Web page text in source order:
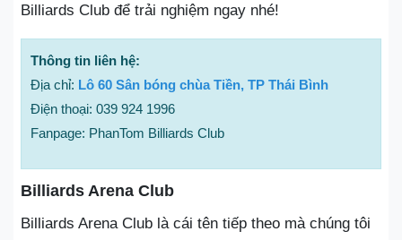
Billiards Club để trải nghiệm ngay nhé!
Thông tin liên hệ:
Địa chỉ: Lô 60 Sân bóng chùa Tiền, TP Thái Bình
Điện thoại: 039 924 1996
Fanpage: PhanTom Billiards Club
Billiards Arena Club
Billiards Arena Club là cái tên tiếp theo mà chúng tôi